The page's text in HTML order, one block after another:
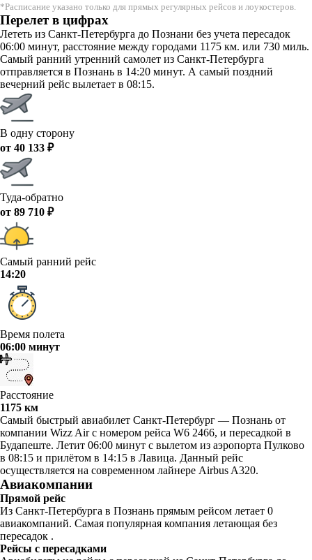
*Расписание указано только для прямых регулярных рейсов и лоукостеров.
Перелет в цифрах
Лететь из Санкт-Петербурга до Познани без учета пересадок
06:00 минут, расстояние между городами 1175 км. или 730 миль.
Самый ранний утренний самолет из Санкт-Петербурга
отправляется в Познань в 14:20 минут. А самый поздний
вечерний рейс вылетает в 08:15.
В одну сторону
от 40 133 ₽
Туда-обратно
от 89 710 ₽
Самый ранний рейс
14:20
Время полета
06:00 минут
Расстояние
1175 км
Самый быстрый авиабилет Санкт-Петербург — Познань от
компании Wizz Air с номером рейса W6 2466, и пересадкой в
Будапеште. Летит 06:00 минут с вылетом из аэропорта Пулково
в 08:15 и прилётом в 14:15 в Лавица. Данный рейс
осуществляется на современном лайнере Airbus A320.
Авиакомпании
Прямой рейс
Из Санкт-Петербурга в Познань прямым рейсом летает 0
авиакомпаний. Самая популярная компания летающая без
пересадок .
Рейсы с пересадками